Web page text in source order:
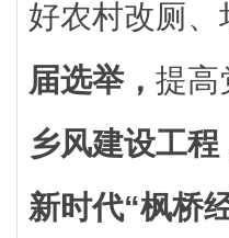
好农村改厕
届选举， 提高
乡风建设工程
新时代“枫桥